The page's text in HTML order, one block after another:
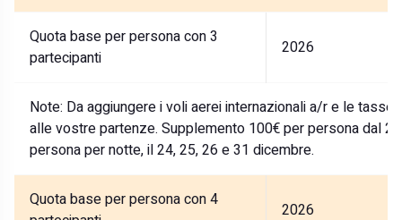
Quota base per persona con 3
partecipanti
2026
Note: Da aggiungere i voli aerei internazionali a/r e le
alle vostre partenze. Supplemento 100€ per persona dal
persona per notte, il 24, 25, 26 e 31 dicembre.
Quota base per persona con 4
2026